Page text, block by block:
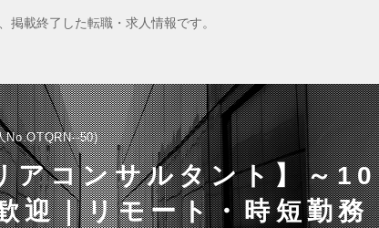
掲載終了した転職・求人情報です。
No.OTQRN--50
アコンサルタント】～10
迎｜リモート・時短勤務